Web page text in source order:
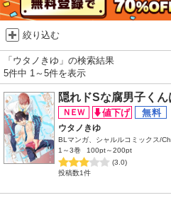
絞り込む
「ウタノきゆ」の検索結果
5件中 1～5件を表示
隠れドSな腐男子く
ウタノきゆ
BLマンガ、シャルルコミックス/
1～3巻
100pt～200pt
(3.0)
投稿数1件